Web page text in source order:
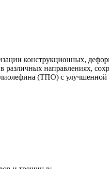
конструкционных,
направлениях,
(ТПО) с